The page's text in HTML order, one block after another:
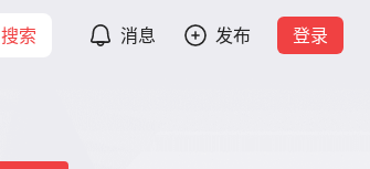
搜索 消息 发布 登录